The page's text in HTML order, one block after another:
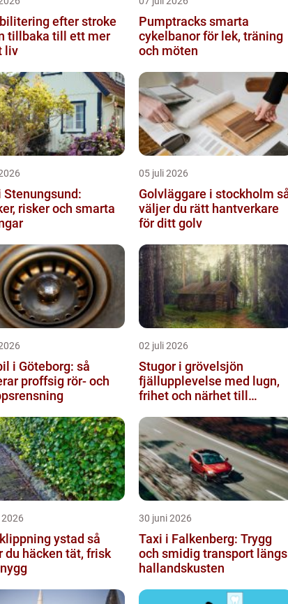
efter stroke
tillbaka till ett mer
liv
Pumptracks smarta
cykelbanor för lek, träning
och möten
Stenungsund:
risker och smarta
05 juli 2026
Golvläggare i stockholm så
väljer du rätt hantverkare
för ditt golv
i Göteborg: så
proffsig rör- och
02 juli 2026
Stugor i grövelsjön
fjällupplevelse med lugn,
frihet och närhet till
ystad så
du häcken tät, frisk
30 juni 2026
Taxi i Falkenberg: Trygg
och smidig transport längs
hallandskusten